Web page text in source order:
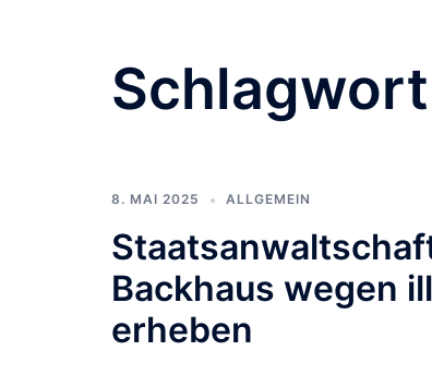
8. MAI 2025 ALLGEMEIN
Backhaus wegen
erheben